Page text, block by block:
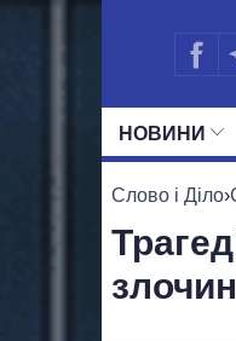
НОВИНИ
Слово і Діло›